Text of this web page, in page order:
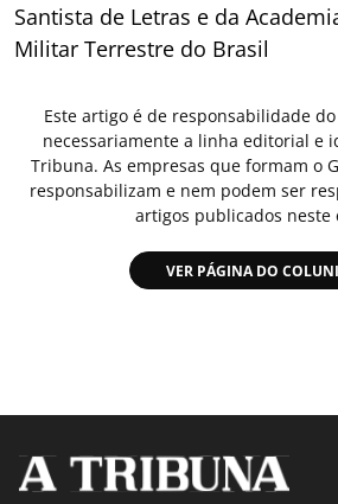
Santista de Letras e da
Militar Terrestre do Brasil
Este artigo é de responsabilidade
necessariamente a linha editorial e
Tribuna. As empresas que formam o
responsabilizam e nem podem ser
artigos publicados neste
VER PÁGINA DO